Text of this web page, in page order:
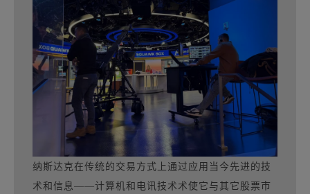
纳斯达克在传统的交易方式上通过应用当今先进的技
术和信息——计算机和电讯技术术使它与其它股票市